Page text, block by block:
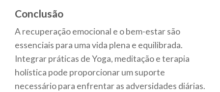
Conclusão
A recuperação emocional e o bem-estar são
essenciais para uma vida plena e equilibrada.
Integrar práticas de Yoga, meditação e terapia
holística pode proporcionar um suporte
necessário para enfrentar as adversidades diárias.